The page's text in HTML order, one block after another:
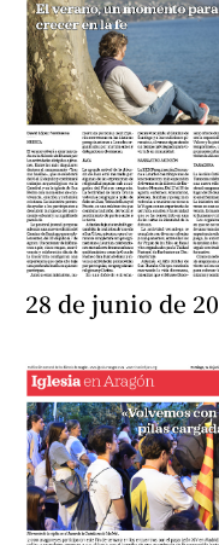
28 de junio de